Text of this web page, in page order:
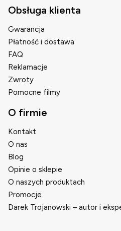
Obsługa klienta
Gwarancja
Płatność i dostawa
FAQ
Reklamacje
Zwroty
Pomocne filmy
O firmie
Kontakt
O nas
Blog
Opinie o sklepie
O naszych produktach
Promocje
Darek Trojanowski – autor i